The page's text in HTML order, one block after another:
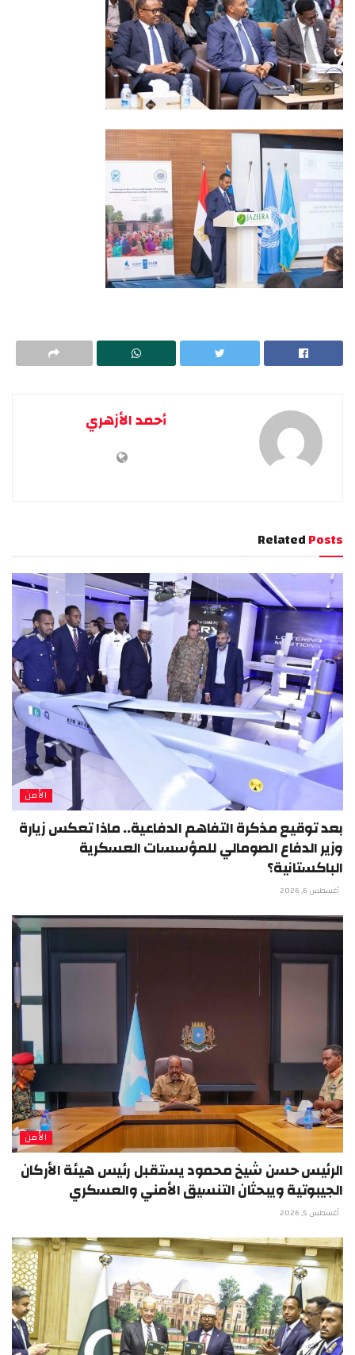
أحمد الأزهري
RelatedPosts
الأمن
بعد توقيع مذكرة التفاهم الدفاعية.. ماذا تعكس زيارة
وزير الدفاع الصومالي للمؤسسات العسكرية
الباكستانية؟
أغسطس 6, 2026
الأمن
الرئيس حسن شيخ محمود يستقبل رئيس هيئة الأركان
الجيبوتية ويبحثان التنسيق الأمني والعسكري
أغسطس 5, 2026